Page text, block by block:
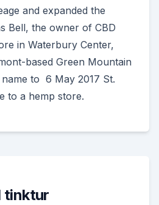
and expanded the
Bell, the owner of CBD
in Waterbury Center,
based Green Mountain
to 6 May 2017 St.
to a hemp store.
tinktur